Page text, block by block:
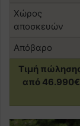
Χώρος
αποσκευών
Απόβαρο
Τιμή
από 46.990€